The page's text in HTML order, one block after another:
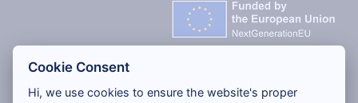
Cookie Consent
Hi, we use cookies to ensure the website's proper